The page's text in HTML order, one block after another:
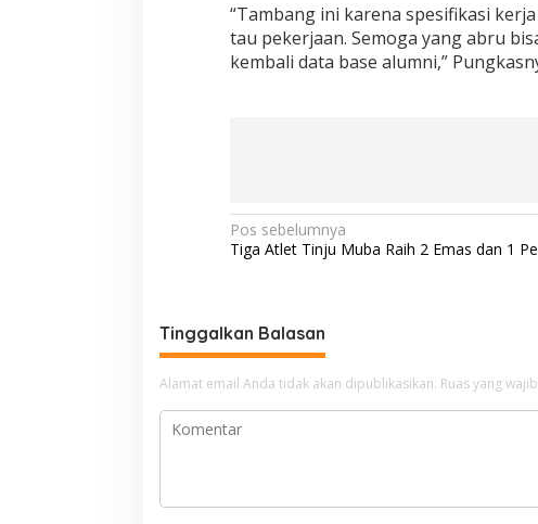
“Tambang ini karena spesifikasi
tau pekerjaan. Semoga yang abru
kembali data base alumni,”
N
a
i
g
a
s
i
o
Pos sebelumnya
Tiga Atlet Tinju Muba Raih 2 Emas dan 1
Tinggalkan Balasan
Alamat email Anda tidak akan dipublikasikan. Ruas yang